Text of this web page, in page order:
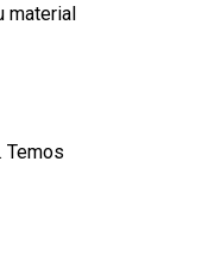
material
Temos